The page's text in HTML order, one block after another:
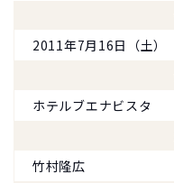
2011年7月16日（土）
ホテルブエナビスタ
竹村隆広